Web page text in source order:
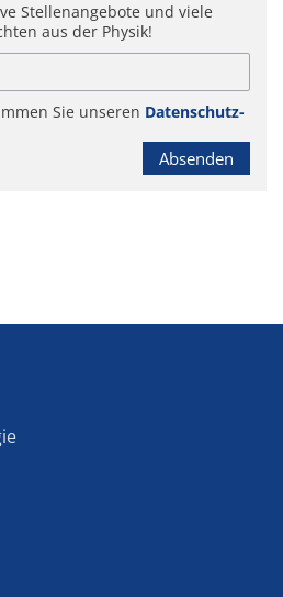
Stellenangebote und viele
aus der Physik!
Sie unseren Datenschutz-
Absenden